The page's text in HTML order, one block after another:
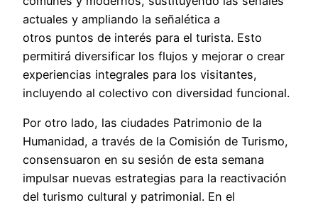
actuales y ampliando la señalética a
otros puntos de interés para el turista. Esto
permitirá diversificar los flujos y mejorar o crear
experiencias integrales para los visitantes,
incluyendo al colectivo con diversidad funcional.
Por otro lado, las ciudades Patrimonio de la
Humanidad, a través de la Comisión de Turismo,
consensuaron en su sesión de esta semana
impulsar nuevas estrategias para la reactivación
del turismo cultural y patrimonial. En el